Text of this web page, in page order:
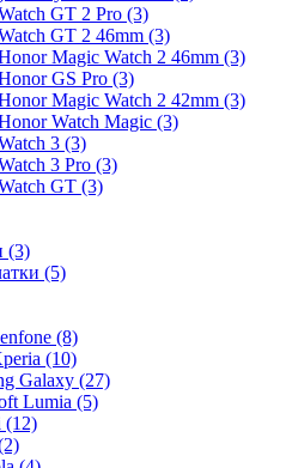
GT 2 Pro (3)
GT 2 46mm (3)
Magic Watch 2 46mm (3)
GS Pro (3)
Magic Watch 2 42mm (3)
Watch Magic (3)
3 (3)
3 Pro (3)
GT (3)
(3)
(5)
(8)
(10)
Galaxy (27)
Lumia (5)
(12)